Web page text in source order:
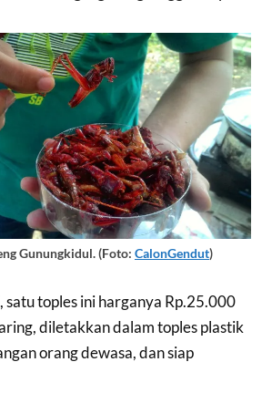
Gunungkidul. (Foto: CalonGendut)
satu toples ini harganya Rp.25.000
diletakkan dalam toples plastik
orang dewasa, dan siap